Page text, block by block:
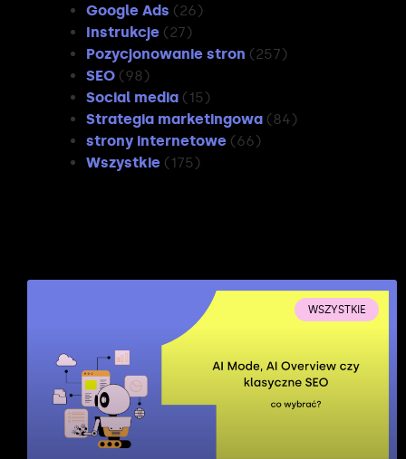
Google Ads (26)
Instrukcje (27)
Pozycjonowanie stron (257)
SEO (98)
Social media (15)
Strategia marketingowa (84)
strony internetowe (66)
Wszystkie (175)
WSZYSTKIE